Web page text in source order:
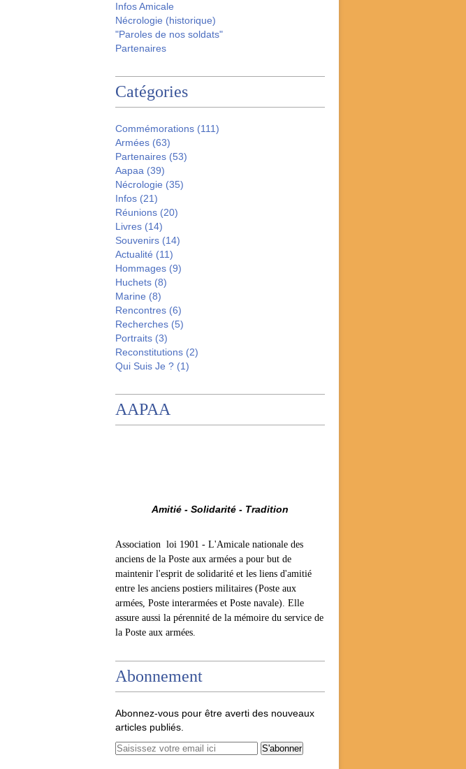
Infos Amicale
Nécrologie (historique)
"Paroles de nos soldats"
Partenaires
Catégories
Commémorations (111)
Armées (63)
Partenaires (53)
Aapaa (39)
Nécrologie (35)
Infos (21)
Réunions (20)
Livres (14)
Souvenirs (14)
Actualité (11)
Hommages (9)
Huchets (8)
Marine (8)
Rencontres (6)
Recherches (5)
Portraits (3)
Reconstitutions (2)
Qui Suis Je ? (1)
AAPAA
Amitié - Solidarité - Tradition
Association loi 1901 - L'Amicale nationale des
anciens de la Poste aux armées a pour but de
maintenir l'esprit de solidarité et les liens d'amitié
entre les anciens postiers militaires (Poste aux
armées, Poste interarmées et Poste navale). Elle
assure aussi la pérennité de la mémoire du service de
la Poste aux armées.
Abonnement
Abonnez-vous pour être averti des nouveaux
articles publiés.